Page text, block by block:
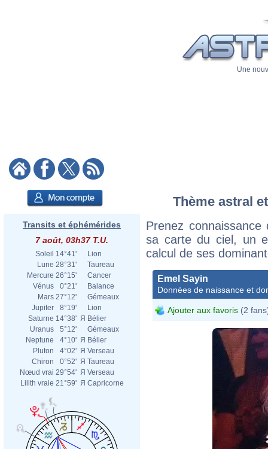
Une
Transits et éphémérides
7 août, 03h37 T.U.
Soleil 14°41'
Lion
Lune 28°31'
Taureau
Mercure 26°15'
Cancer
Vénus
0°21'
Balance
Mars 27°12'
Gémeaux
Jupiter
8°19'
Lion
Saturne 14°38' Я Bélier
Uranus
5°12'
Gémeaux
Neptune
4°10' Я Bélier
Pluton
4°02' Я Verseau
Chiron
0°52' Я Taureau
Nœud vrai 29°54' Я Verseau
Lilith vraie 21°59' Я Capricorne
Thème astral
Prenez
sa carte du ciel, un
calcul de ses
Emel Sayin
Données de naissance et
Ajouter aux favoris (2